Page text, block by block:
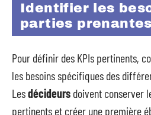
Identifier les
parties prenantes
Pour définir des KPIs pertinents,
les besoins spécifiques des
Lesdécideurs doivent conserver
pertinents et créer une première